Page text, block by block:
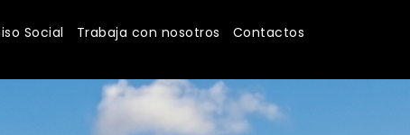
Social Trabaja con nosotros Contactos